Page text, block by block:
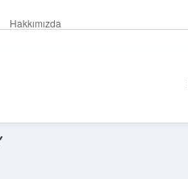
Hakkımızda